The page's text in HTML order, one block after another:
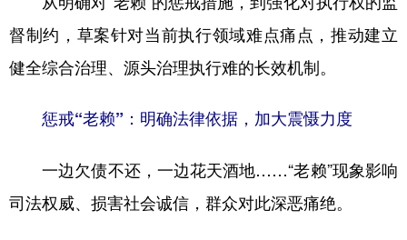
公益 一带一路 亚太网 上市公司
文化产业
北京 天津 河北 山西
辽宁 吉林 上海 江苏
督制约，草案针对当前执行领域难点痛点，推动建立
健全综合治理、源头治理执行难的长效机制。
惩戒“老赖”：明确法律依据，加大震慑力度
一边欠债不还，一边花天酒地……“老赖”现象影响
司法权威、损害社会诚信，群众对此深恶痛绝。